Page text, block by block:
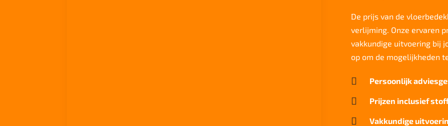
De prijs van de
verlijming. Onze ervaren
vakkundige uitvoering bij
op om de mogelijkheden
 Persoonlijk
 Prijzen inclusief
 Vakkundige